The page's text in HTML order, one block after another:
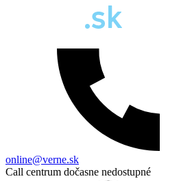
online@verne.sk
Call centrum dočasne nedostupné